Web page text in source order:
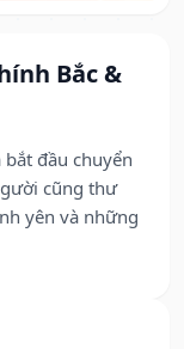
Bắc &
đầu chuyển
cũng thư
yên và những